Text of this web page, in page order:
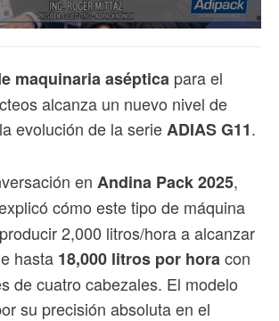
maquinaria aséptica para el
alcanza un nuevo nivel de
evolución de la serieADIAS G11.
en Andina Pack 2025,
cómo este tipo de máquina
2,000 litros/hora a alcanzar
hasta 18,000 litros por horacon
de cuatro cabezales. El modelo
su precisión absoluta en el